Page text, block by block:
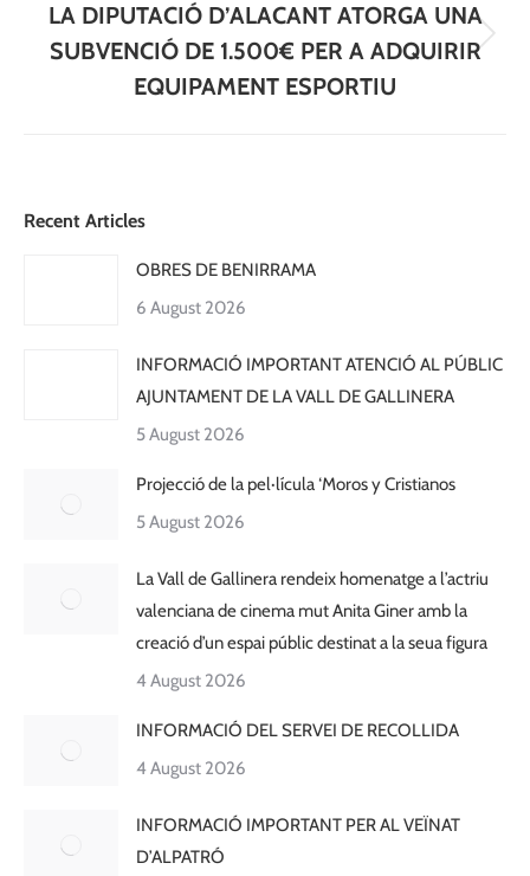
Next
post:
LA DIPUTACIÓ D’ALACANT ATORGA UNA
SUBVENCIÓ DE 1.500€ PER A ADQUIRIR
EQUIPAMENT ESPORTIU
Recent Articles
OBRES DE BENIRRAMA
6 August 2026
INFORMACIÓ IMPORTANT ATENCIÓ AL PÚBLIC
AJUNTAMENT DE LA VALL DE GALLINERA
5 August 2026
Projecció de la pel·lícula ‘Moros y Cristianos
5 August 2026
La Vall de Gallinera rendeix homenatge a l’actriu
valenciana de cinema mut Anita Giner amb la
creació d’un espai públic destinat a la seua figura
4 August 2026
INFORMACIÓ DEL SERVEI DE RECOLLIDA
4 August 2026
INFORMACIÓ IMPORTANT PER AL VEÏNAT
D’ALPATRÓ